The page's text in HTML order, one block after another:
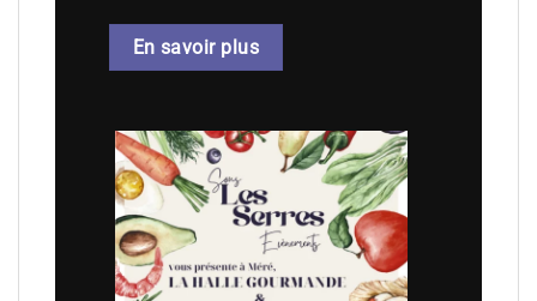
En savoir plus